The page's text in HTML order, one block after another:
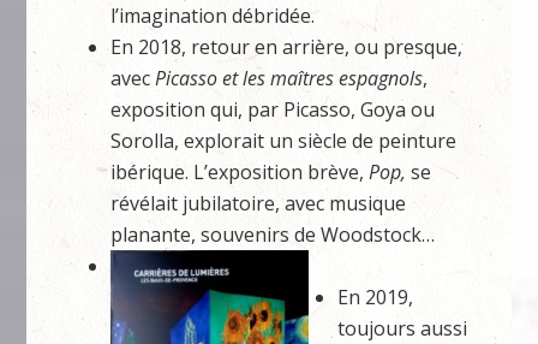
l’imagination débridée.
En 2018, retour en arrière, ou presque,
avecPicasso et les maîtres espagnols,
exposition qui, par Picasso, Goya ou
Sorolla, explorait un siècle de peinture
ibérique. L’exposition brève,Pop, se
révélait jubilatoire, avec musique
planante, souvenirs de Woodstock…
En 2019,
toujours aussi